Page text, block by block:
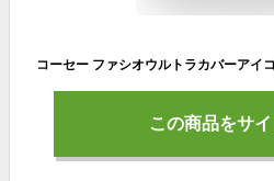
コーセー ファシオウルトラカバーアイ
この商品をサ